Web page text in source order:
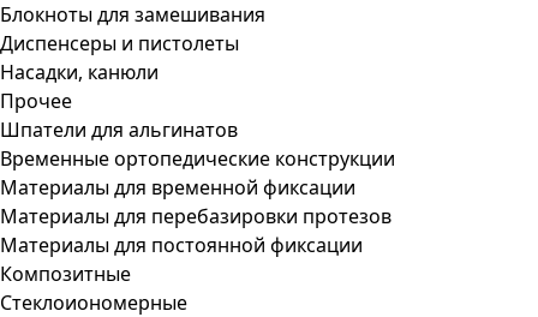
Блокноты для замешивания
Диспенсеры и пистолеты
Насадки, канюли
Прочее
Шпатели для альгинатов
Временные ортопедические конструкции
Материалы для временной фиксации
Материалы для перебазировки протезов
Материалы для постоянной фиксации
Композитные
Стеклоиономерные